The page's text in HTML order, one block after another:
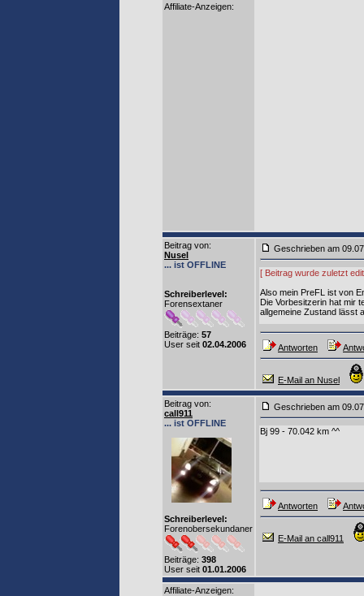
Affiliate-Anzeigen:
Beitrag von:
Nusel
... ist OFFLINE
Schreiberlevel:
Forensextaner
Beiträge: 57
User seit 02.04.2006
Geschrieben am
[ Beitrag wurde zuletzt
Also mein PreFL ist von
Die Vorbesitzerin hat mir
allgemeine Zustand lässt
Antworten
E-Mail an Nusel
Beitrag von:
call911
... ist OFFLINE
Schreiberlevel:
Forenobersekundaner
Beiträge: 398
User seit 01.01.2006
Geschrieben am
Bj 99 - 70.042 km ^^
Antworten
E-Mail an call911
Affiliate-Anzeigen: